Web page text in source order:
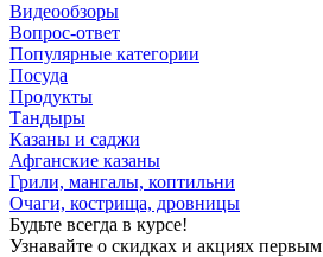
Видеообзоры
Вопрос-ответ
Популярные категории
Посуда
Продукты
Тандыры
Казаны и саджи
Афганские казаны
Грили, мангалы, коптильни
Очаги, кострища, дровницы
Будьте всегда в курсе!
Узнавайте о скидках и акциях первым